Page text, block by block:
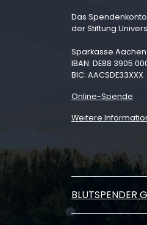
Das Spendenkonto
der Stiftung
Sparkasse Aachen
IBAN: DE88 3905
BIC: AACSDE33XXX
Online-Spende
Weitere
BLUTSPENDER